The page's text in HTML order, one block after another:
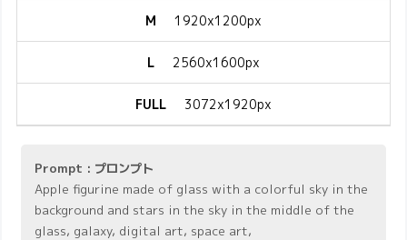
M 1920x1200px
L 2560x1600px
FULL 3072x1920px
Prompt : プロンプト
Apple figurine made of glass with a colorful sky in the
background and stars in the sky in the middle of the
glass, galaxy, digital art, space art,